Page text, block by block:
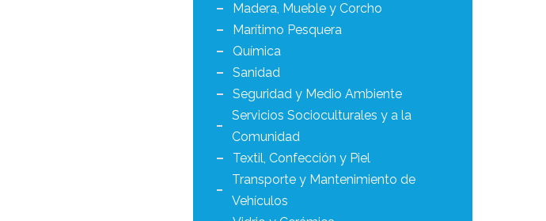
Madera, Mueble y Corcho
Marítimo Pesquera
Química
Sanidad
Seguridad y Medio Ambiente
Servicios Socioculturales y a la
Comunidad
Textil, Confección y Piel
Transporte y Mantenimiento de
Vehículos